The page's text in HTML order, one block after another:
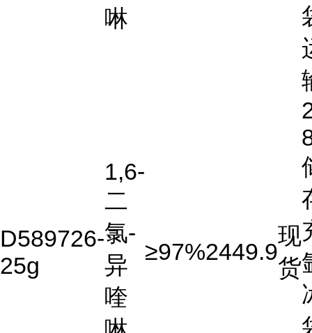
啉
D589726-
25g
1,6-
二
氯-
异
喹
≥97%2449.9
现
货